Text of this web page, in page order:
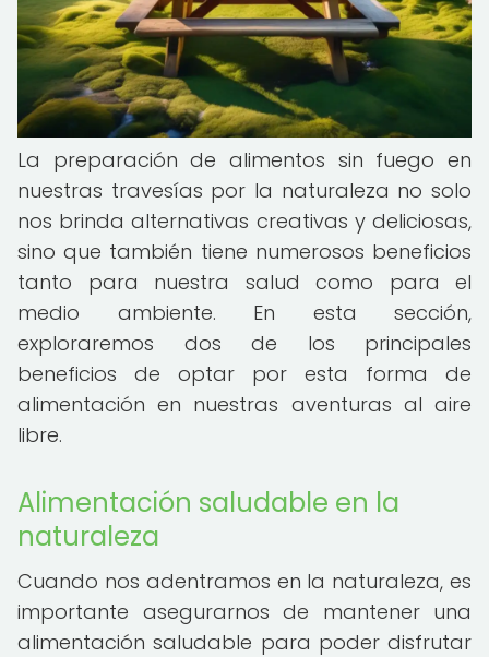
La preparación de alimentos sin fuego en
nuestras travesías por la naturaleza no solo
nos brinda alternativas creativas y deliciosas,
sino que también tiene numerosos beneficios
tanto para nuestra salud como para el
medio ambiente. En esta sección,
exploraremos dos de los principales
beneficios de optar por esta forma de
alimentación en nuestras aventuras al aire
libre.
Alimentación saludable en la
naturaleza
Cuando nos adentramos en la naturaleza, es
importante asegurarnos de mantener una
alimentación saludable para poder disfrutar